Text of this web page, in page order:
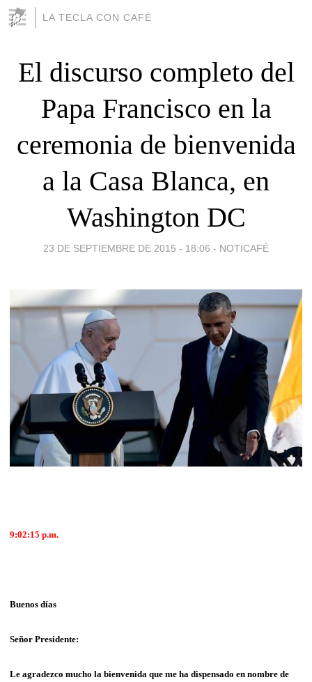
LA TECLA CON CAFÉ
El discurso completo del
Papa Francisco en la
ceremonia de bienvenida
a la Casa Blanca, en
Washington DC
23 DE SEPTIEMBRE DE 2015 - 18:06 - NOTICAFÉ
9:02:15 p.m.
Buenos días
Señor Presidente:
Le agradezco mucho la bienvenida que me ha dispensado en nombre de